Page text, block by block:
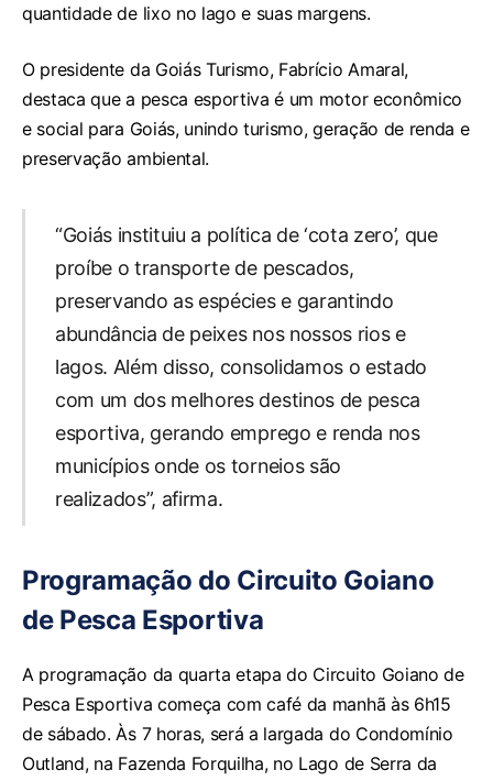
quantidade de lixo no lago e suas margens.
O presidente da Goiás Turismo, Fabrício Amaral,
destaca que a pesca esportiva é um motor econômico
e social para Goiás, unindo turismo, geração de renda e
preservação ambiental.
“Goiás instituiu a política de ‘cota zero’, que
proíbe o transporte de pescados,
preservando as espécies e garantindo
abundância de peixes nos nossos rios e
lagos. Além disso, consolidamos o estado
com um dos melhores destinos de pesca
esportiva, gerando emprego e renda nos
municípios onde os torneios são
realizados”, afirma.
Programação do Circuito Goiano
de Pesca Esportiva
A programação da quarta etapa do Circuito Goiano de
Pesca Esportiva começa com café da manhã às 6h15
de sábado. Às 7 horas, será a largada do Condomínio
Outland, na Fazenda Forquilha, no Lago de Serra da